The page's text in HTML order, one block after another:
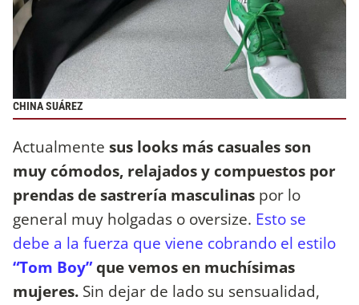
CHINA SUÁREZ
Actualmente sus looks más casuales son
muy cómodos, relajados y compuestos por
prendas de sastrería masculinas por lo
general muy holgadas o oversize. Esto se
debe a la fuerza que viene cobrando el estilo
“Tom Boy”que vemos en muchísimas
mujeres. Sin dejar de lado su sensualidad,